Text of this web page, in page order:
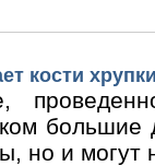
кости
большие
но и могут